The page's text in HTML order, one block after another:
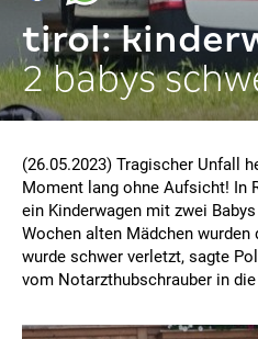
tirol:
2 babys
(26.05.2023) Tragischer Unfall
Moment lang ohne Aufsicht! In
ein Kinderwagen mit zwei
Wochen alten Mädchen
wurde schwer verletzt, sagte
vom Notarzthubschrauber in